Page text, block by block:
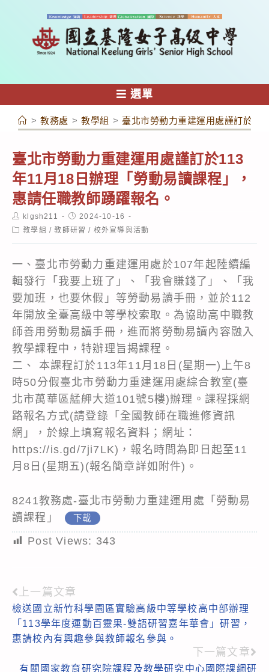
容
選單
> 教務處 > 教學組 > 臺北市勞動力重建運用處謹訂於
臺北市勞動力重建運用處謹訂於113
年11月18日辦理「勞動易讀課程」，
惠請任職教師踴躍報名。
Post
author:
klgsh211
Post
published:
2024-10-16
Post教學組 / 教師研習 / 校外宣導與活動
一、臺北市勞動力重建運用處於107年起陸續編
輯發行「我要上班了」、「我會賺錢了」、「我
要加班，也要休假」等勞動易讀手冊，並於112
年開放全臺高級中等學校索取。為協助高中職教
師善用勞動易讀手冊，進而將勞動易讀內容融入
教學課程中，特辦理旨揭課程。
二、 本課程訂於113年11月18日(星期一)上午8
時50分假臺北市勞動力重建運用處綜合教室(臺
北市萬華區艋舺大道101號5樓)辦理。課程採網
路報名方式(請登錄「全國教師在職進修資訊
網」，於線上填寫報名資料；網址：
https://is.gd/7ji7LK)，報名時間為即日起至11
月8日(星期五)(報名簡章詳如附件)。
8241教務處-臺北市勞動力重建運用處「勞動易
讀課程」
下載
Post Views: 343
Read
more
articles
上一篇文章
檢送國立新竹科學園區實驗高級中等學校高中部辦理
「113學年度運動百靈果-雙語研習嘉年華會」研習，
惠請校內有興趣參與教師報名參與。
下一篇文章
有關國家教育研究院課程及教學研究中心國際課綱研